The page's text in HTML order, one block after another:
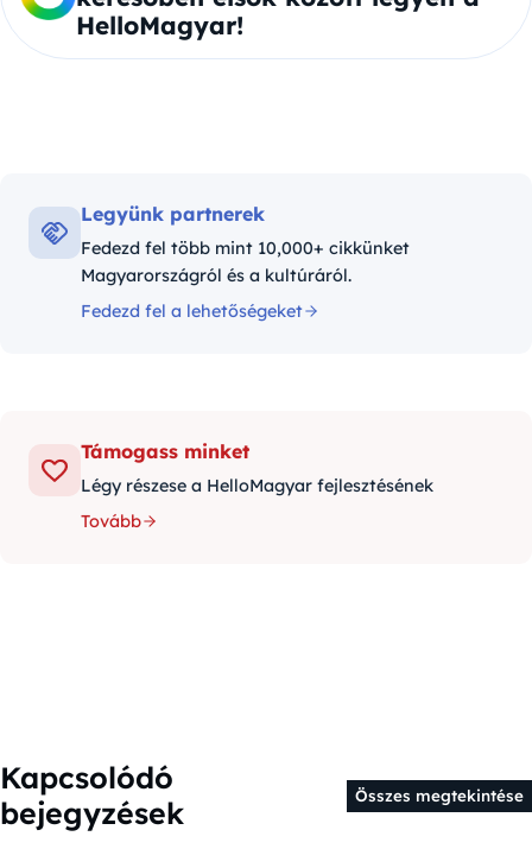
HelloMagyar!
Legyünk partnerek
Fedezd fel több mint 10,000+ cikkünket
Magyarországról és a kultúráról.
Fedezd fel a lehetőségeket
Támogass minket
Légy részese a HelloMagyar fejlesztésének
Tovább
Kapcsolódó
bejegyzések
Összes megtekintése